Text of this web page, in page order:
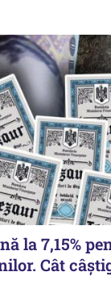
la 7,15%
Cât